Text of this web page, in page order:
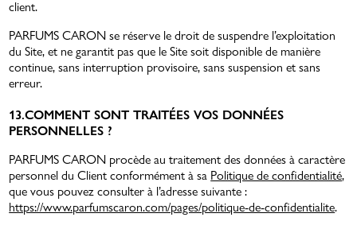
client.
PARFUMS CARON se réserve le droit de suspendre l’exploitation
du Site, et ne garantit pas que le Site soit disponible de manière
continue, sans interruption provisoire, sans suspension et sans
erreur.
13.COMMENT SONT TRAITÉES VOS DONNÉES
PERSONNELLES ?
PARFUMS CARON procède au traitement des données à caractère
personnel du Client conformément à sa Politique de confidentialité,
que vous pouvez consulter à l’adresse suivante :
https://www.parfumscaron.com/pages/politique-de-confidentialite.